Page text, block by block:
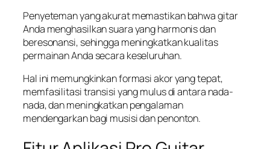
Penyeteman yang akurat memastikan bahwa gitar
Anda menghasilkan suara yang harmonis dan
beresonansi, sehingga meningkatkan kualitas
permainan Anda secara keseluruhan.
Hal ini memungkinkan formasi akor yang tepat,
memfasilitasi transisi yang mulus di antara nada-
nada, dan meningkatkan pengalaman
mendengarkan bagi musisi dan penonton.